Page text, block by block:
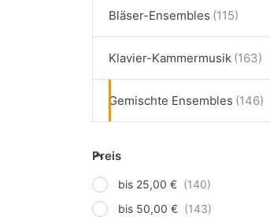
Bläser-Ensembles
Klavier-Kammermusik
Gemischte Ensembles
Preis
bis 25,00 €
bis 50,00 €